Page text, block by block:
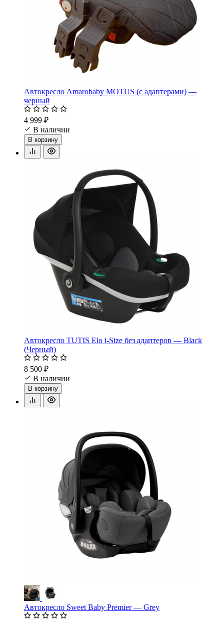
Автокресло Amarobaby MOTUS (с адаптерами) —
черный
4 999 ₽
В наличии
В корзину
Автокресло TUTIS Elo i-Size без адаптеров — Black
(Черный)
8 500 ₽
В наличии
В корзину
Автокресло Sweet Baby Premier — Grey